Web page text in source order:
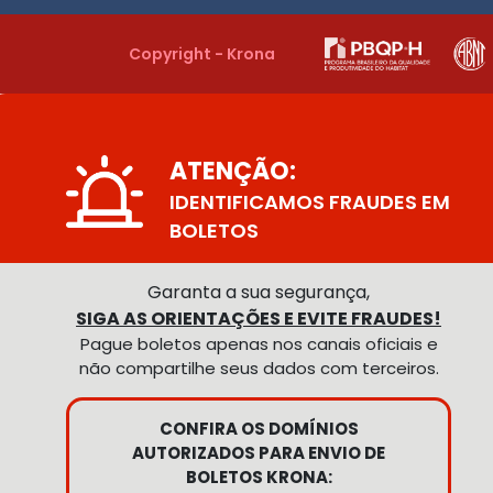
Copyright - Krona
ATENÇÃO:
IDENTIFICAMOS FRAUDES EM
BOLETOS
Garanta a sua segurança,
SIGA AS ORIENTAÇÕES E EVITE FRAUDES!
Pague boletos apenas nos canais oficiais e
não compartilhe seus dados com terceiros.
CONFIRA OS DOMÍNIOS
AUTORIZADOS PARA ENVIO DE
BOLETOS KRONA: